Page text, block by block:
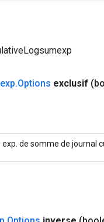
.Options exclusif
de somme de journal